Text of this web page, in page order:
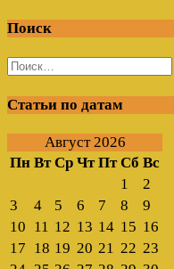
Поиск
Найти:
Статьи по датам
Август 2026
Пн Вт Ср Чт Пт Сб Вс
1
2
3
4 5 6 7 8
9
10 11 12 13 14 15 16
17 18 19 20 21 22 23